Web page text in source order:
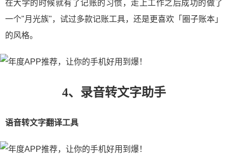
在大学的时候就有了记账的习惯，走上工作之后成功的做了
一个"月光族"，试过多款记账工具，还是更喜欢「圈子账本」
的风格。
4、录音转文字助手
语音转文字翻译工具